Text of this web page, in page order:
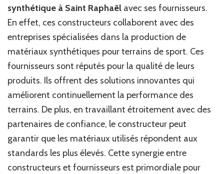
synthétique à Saint Raphaël avec ses fournisseurs.
En effet, ces constructeurs collaborent avec des
entreprises spécialisées dans la production de
matériaux synthétiques pour terrains de sport. Ces
fournisseurs sont réputés pour la qualité de leurs
produits. Ils offrent des solutions innovantes qui
améliorent continuellement la performance des
terrains. De plus, en travaillant étroitement avec des
partenaires de confiance, le constructeur peut
garantir que les matériaux utilisés répondent aux
standards les plus élevés. Cette synergie entre
constructeurs et fournisseurs est primordiale pour